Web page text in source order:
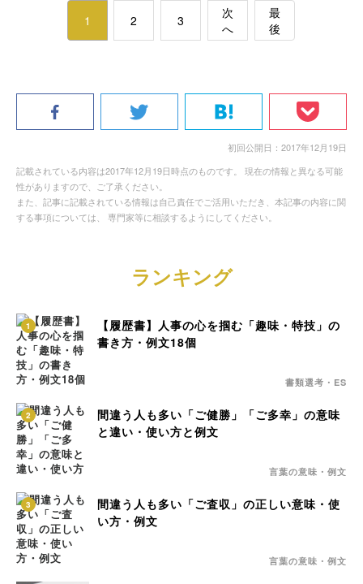
1 2 3
次
へ
最
後
初回公開日：2017年12月19日
記載されている内容は2017年12月19日時点のものです。 現在の情報と異なる可能
性がありますので、ご了承ください。
また、記事に記載されている情報は自己責任でご活用いただき、本記事の内容に関
する事項については、 専門家等に相談するようにしてください。
ランキング
1
【履歴書】人事の心を掴む「趣味・特技」の
書き方・例文18個
書類選考・ES
2
間違う人も多い「ご健勝」「ご多幸」の意味
と違い・使い方と例文
言葉の意味・例文
3
間違う人も多い「ご査収」の正しい意味・使
い方・例文
言葉の意味・例文